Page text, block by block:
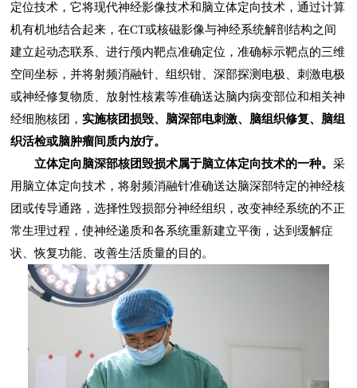
定位技术，它将现代神经影像技术和脑立体定向技术，通过计算
机有机地结合起来，在CT或核磁影像与神经系统解剖结构之间
建立起动态联系、进行颅内靶点准确定位，准确标示靶点的三维
空间坐标，并将射频消融针、组织钳、深部探测电极、刺激电极
或神经修复物质、放射性核素等准确送达脑内病变部位和相关神
经细胞核团，实施核团损毁、脑深部电刺激、脑组织修复、脑组
织活检或脑肿瘤间质内放疗。
立体定向脑深部核团毁损术属于脑立体定向技术的一种。采
用脑立体定向技术，将射频消融针准确送达脑深部特定的神经核
团或传导通路，选择性毁损部分神经组织，改变神经系统的不正
常生理过程，使神经递质和各系统重新建立平衡，达到缓解症
状、恢复功能、改善生活质量的目的。